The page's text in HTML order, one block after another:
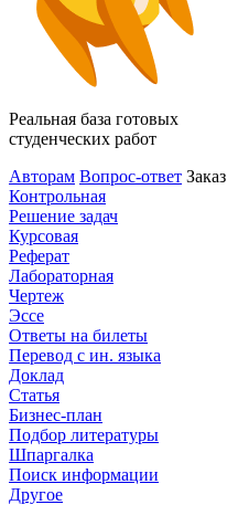
Реальная база готовых
студенческих работ
Авторам Вопрос-ответ Заказ
Контрольная
Решение задач
Курсовая
Реферат
Лабораторная
Чертеж
Эссе
Ответы на билеты
Перевод с ин. языка
Доклад
Статья
Бизнес-план
Подбор литературы
Шпаргалка
Поиск информации
Другое